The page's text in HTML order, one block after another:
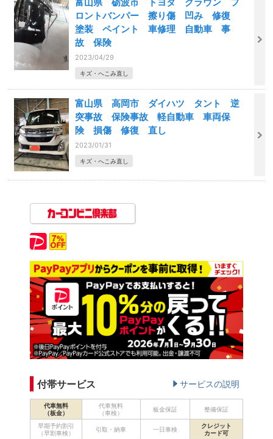
富山県 砺波市 トヨタ クラウン フ
ロントバンパー 擦り傷 凹み 修復
塗装 ペイント 車修理 自動車 事
故 保険
2023/04/29
キズ・へこみ直し
富山県 高岡市 ダイハツ タント 逆
突事故 保険事故 軽自動車 車両保
険 損傷 修復 直し
2023/01/31
キズ・へこみ直し
付帯サービス サービスの説明
代車無料
（板金）
代車無料
（車検）
板金保証 整備保証
早期予約割引
（早割車検）
引取・納車 一日車検
クレジット
カード可